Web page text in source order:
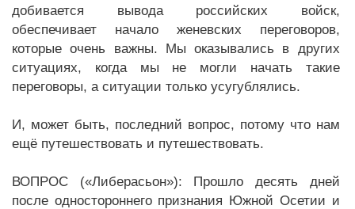
добивается вывода российских войск,
обеспечивает начало женевских переговоров,
которые очень важны. Мы оказывались в других
ситуациях, когда мы не могли начать такие
переговоры, а ситуации только усугублялись.
И, может быть, последний вопрос, потому что нам
ещё путешествовать и путешествовать.
ВОПРОС («Либерасьон»): Прошло десять дней
после одностороннего признания Южной Осетии и